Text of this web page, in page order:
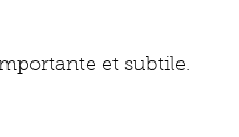
et subtile.